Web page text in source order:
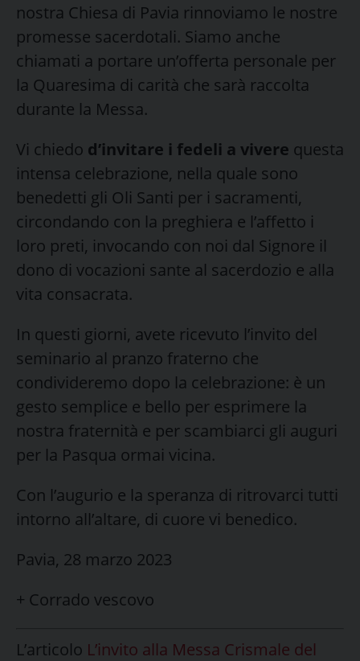
nostra Chiesa di Pavia rinnoviamo le nostre
promesse sacerdotali. Siamo anche
chiamati a portare un’offerta personale per
la Quaresima di carità che sarà raccolta
durante la Messa.
Vi chiedo d’invitare i fedeli a vivere questa
intensa celebrazione, nella quale sono
benedetti gli Oli Santi per i sacramenti,
circondando con la preghiera e l’affetto i
loro preti, invocando con noi dal Signore il
dono di vocazioni sante al sacerdozio e alla
vita consacrata.
In questi giorni, avete ricevuto l’invito del
seminario al pranzo fraterno che
condivideremo dopo la celebrazione: è un
gesto semplice e bello per esprimere la
nostra fraternità e per scambiarci gli auguri
per la Pasqua ormai vicina.
Con l’augurio e la speranza di ritrovarci tutti
intorno all’altare, di cuore vi benedico.
Pavia, 28 marzo 2023
+ Corrado vescovo
L’articolo L’invito alla Messa Crismale del